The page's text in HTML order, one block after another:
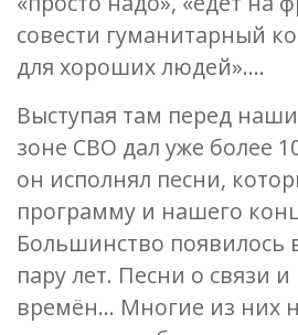
совести гуманитарный
для хороших людей»….
Выступая там перед
зоне СВО дал уже более
он исполнял песни,
программу и нашего
Большинство появилось
пару лет. Песни о связи
времён… Многие из них